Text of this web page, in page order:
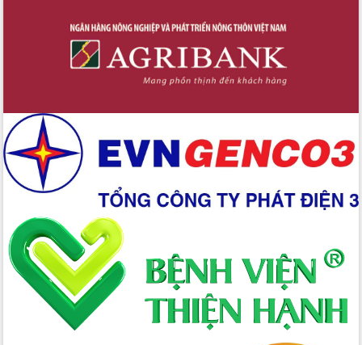
nghiệp Đắk Lắk tăng trưởng bứt phá
Triển khai đồng bộ đo đạc, lập hồ sơ
địa chính, hoàn thiện cơ sở dữ liệu đất
Lắk
Đắk Lắk nâng cao hiệu quả công tác
Đảng từ Sổ tay đảng viên điện tử
Đắk Lắk đẩy mạnh nuôi biển công
nghệ, hướng tới phát triển thủy sản
bền vững
Tập huấn nâng cao năng lực triển khai
chuyển đổi số cho cán bộ, công chức
cấp xã
Đắk Lắk phát động hưởng ứng Ngày
Quyền của người tiêu dùng Việt Nam